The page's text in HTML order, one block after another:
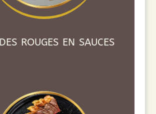
rouges en sauces